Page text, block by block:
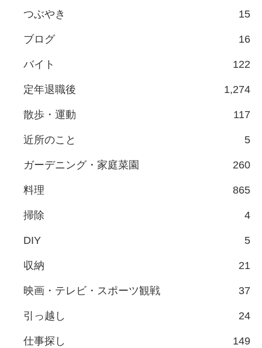
つぶやき 15
ブログ 16
バイト 122
定年退職後 1,274
散歩・運動 117
近所のこと 5
ガーデニング・家庭菜園 260
料理 865
掃除 4
DIY 5
収納 21
映画・テレビ・スポーツ観戦 37
引っ越し 24
仕事探し 149